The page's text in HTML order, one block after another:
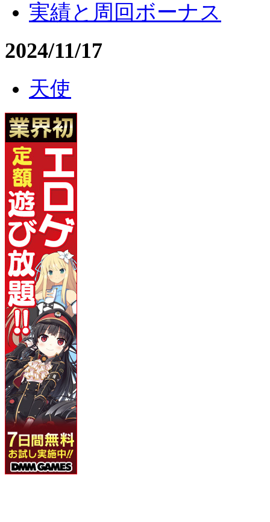
実績と周回ボーナス
2024/11/17
天使